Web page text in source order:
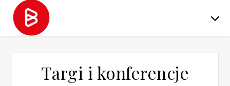
Targi i konferencje